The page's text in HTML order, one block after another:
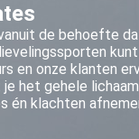
de behoefte
en onze klanten
het gehele
én klachten